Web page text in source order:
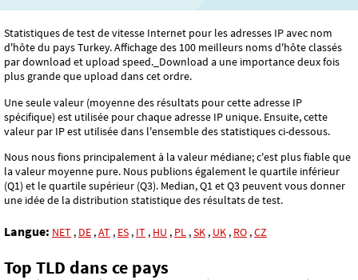
Statistiques de test de vitesse Internet pour les adresses IP avec nom
d'hôte du pays Turkey. Affichage des 100 meilleurs noms d'hôte classés
par download et upload speed._Download a une importance deux fois
plus grande que upload dans cet ordre.
Une seule valeur (moyenne des résultats pour cette adresse IP
spécifique) est utilisée pour chaque adresse IP unique. Ensuite, cette
valeur par IP est utilisée dans l'ensemble des statistiques ci-dessous.
Nous nous fions principalement à la valeur médiane; c'est plus fiable que
la valeur moyenne pure. Nous publions également le quartile inférieur
(Q1) et le quartile supérieur (Q3). Median, Q1 et Q3 peuvent vous donner
une idée de la distribution statistique des résultats de test.
Langue: NET , DE ,AT , ES , IT , HU , PL ,SK , UK , RO ,CZ
Top TLD dans ce pays